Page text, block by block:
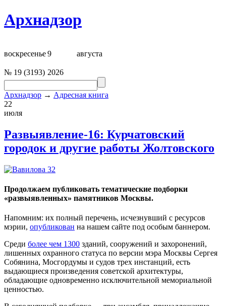
Архнадзор
воскресенье9 августа
№ 19 (3193) 2026
Архнадзор → Адресная книга
22
июля
Развыявление-16: Курчатовский
городок и другие работы Жолтовского
Продолжаем публиковать тематические подборки
«развыявленных» памятников Москвы.
Напомним: их полный перечень, исчезнувший с ресурсов
мэрии, опубликован на нашем сайте под особым баннером.
Среди более чем 1300 зданий, сооружений и захоронений,
лишенных охранного статуса по версии мэра Москвы Сергея
Собянина, Мосгордумы и судов трех инстанций, есть
выдающиеся произведения советской архитектуры,
обладающие одновременно исключительной мемориальной
ценностью.